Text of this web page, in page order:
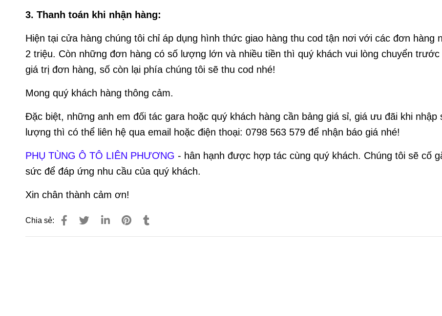
3. Thanh toán khi nhận hàng:
Hiện tại cửa hàng chúng tôi chỉ áp dụng hình thức giao hàng thu cod tận nơi với các đơn hàng
2 triệu. Còn những đơn hàng có số lượng lớn và nhiều tiền thì quý khách vui lòng chuyển trước
giá trị đơn hàng, số còn lại phía chúng tôi sẽ thu cod nhé!
Mong quý khách hàng thông cảm.
Đặc biệt, những anh em đối tác gara hoặc quý khách hàng cần bảng giá sỉ, giá ưu đãi khi nhập
lượng thì có thể liên hệ qua email hoặc điện thoại: 0798 563 579 để nhận báo giá nhé!
PHỤ TÙNG Ô TÔ LIÊN PHƯƠNG - hân hạnh được hợp tác cùng quý khách. Chúng tôi sẽ cố
sức để đáp ứng nhu cầu của quý khách.
Xin chân thành cảm ơn!
Chia sẻ: